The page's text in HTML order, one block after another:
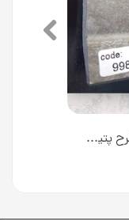
قرنیز پی وی سی 9 سانتی متری طرح پتینه طوسی کد 9984 [انبار تهران]